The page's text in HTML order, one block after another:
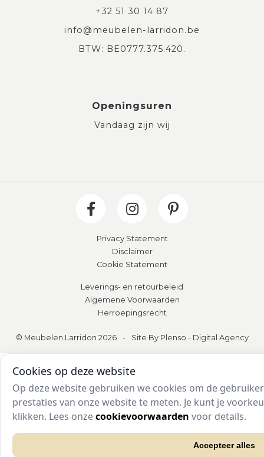
+32 51 30 14 87
info@meubelen-larridon.be
BTW: BE0777.375.420.
Openingsuren
Vandaag zijn wij
Privacy Statement
Disclaimer
Cookie Statement
Leverings- en retourbeleid
Algemene Voorwaarden
Herroepingsrecht
© Meubelen Larridon 2026 - Site By Plenso - Digital Agency
Cookies op deze website
Op deze website gebruiken we cookies om de
prestaties van onze website te meten. Je kunt je
klikken. Lees onzecookievoorwaarden voor details.
Accepteer alles